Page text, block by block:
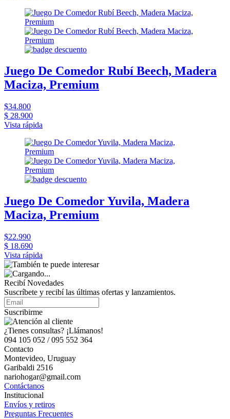
Juego De Comedor Rubí Beech, Madera
Maciza, Premium
$34.800
$ 28.900
Vista rápida
Juego De Comedor Yuvila, Madera
Maciza, Premium
$22.990
$ 18.690
Vista rápida
Recibí Novedades
Suscríbete y recibí las últimas ofertas y lanzamientos.
Suscribirme
¿Tienes consultas? ¡Llámanos!
094 105 052 / 095 552 364
Contacto
Montevideo, Uruguay
Garibaldi 2516
nariohogar@gmail.com
Contáctanos
Institucional
Envíos y retiros
Preguntas Frecuentes